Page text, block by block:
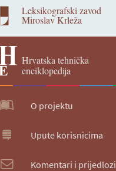
Leksikografski zavod
Miroslav Krleža
Hrvatska tehnička
enciklopedija
O projektu
Upute korisnicima
Komentari i prijedlozi